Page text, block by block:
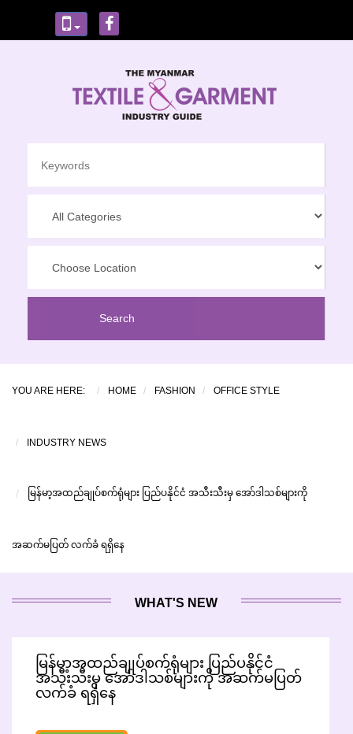
YOU ARE HERE: HOME FASHION OFFICE STYLE
INDUSTRY NEWS
မြန်မာ့အထည်ချုပ်စက်ရုံများ ပြည်ပနိုင်ငံ အသီးသီးမှ အော်ဒါသစ်များကို
အဆက်မပြတ် လက်ခံ ရရှိနေ
WHAT'S NEW
မြန်မာ့အထည်ချုပ်စက်ရုံများ ပြည်ပနိုင်ငံ
အသီးသီးမှ အော်ဒါသစ်များကို အဆက်မပြတ်
လက်ခံ ရရှိနေ